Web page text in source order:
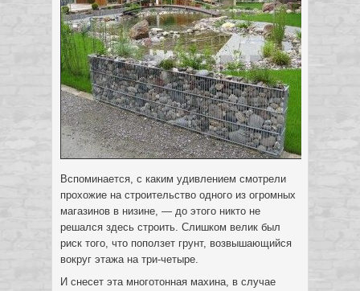
Вспоминается, с каким удивлением смотрели
прохожие на строительство одного из огромных
магазинов в низине, — до этого никто не
решался здесь строить. Слишком велик был
риск того, что поползет грунт, возвышающийся
вокруг этажа на три-четыре.
И снесет эта многотонная махина, в случае